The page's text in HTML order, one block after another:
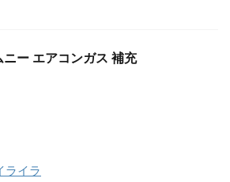
ニー エアコンガス 補充
ライラ